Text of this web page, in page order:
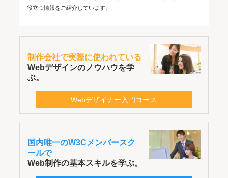
役立つ情報をご紹介しています。
制作会社で実際に使われている
Webデザインのノウハウを学
ぶ。
Webデザイナー入門コース
国内唯一のW3Cメンバースク
ールで
Web制作の基本スキルを学ぶ。